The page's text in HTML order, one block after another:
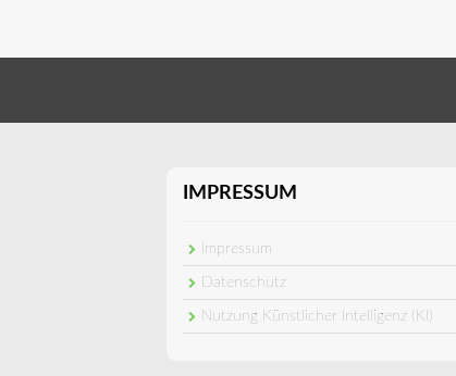
IMPRESSUM
Impressum
Datenschutz
Nutzung Künstlicher Intelligenz (KI)